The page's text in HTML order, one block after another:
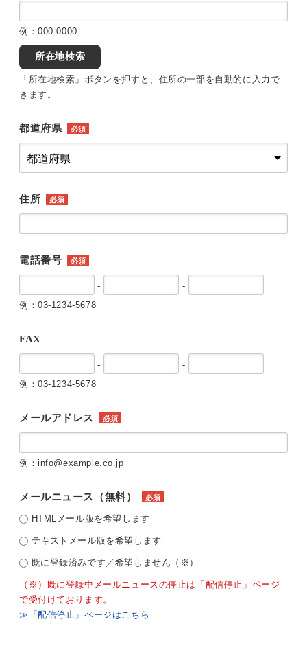
例：000-0000
所在地検索
「所在地検索」ボタンを押すと、住所の一部を自動的に入力で
きます。
都道府県 必須
住所 必須
電話番号 必須
-
-
例：03-1234-5678
FAX
-
-
例：03-1234-5678
メールアドレス 必須
例：info@example.co.jp
メールニュース（無料） 必須
HTMLメール版を希望します
テキストメール版を希望します
既に登録済みです／希望しません（※）
（※）既に登録中メールニュースの停止は「配信停止」ページ
で受付けております。
≫「配信停止」ページはこちら